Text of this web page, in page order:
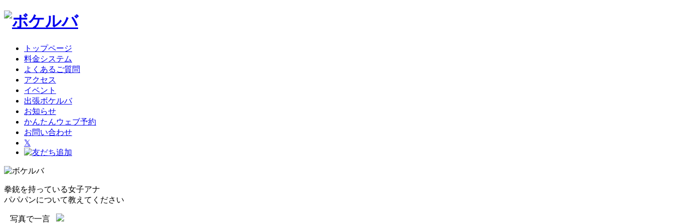
トップページ
料金システム
よくあるご質問
アクセス
イベント
出張ボケルバ
お知らせ
かんたんウェブ予約
お問い合わせ
𝕏
拳銃を持っている女子アナ
パパパンについて教えてください
写真で一言